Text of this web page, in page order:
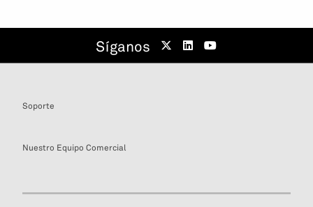
Síganos
Soporte
Nuestro Equipo Comercial